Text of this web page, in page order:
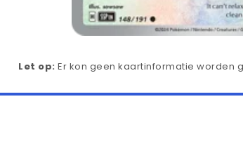
Let op: Er kon geen kaartinformatie worden